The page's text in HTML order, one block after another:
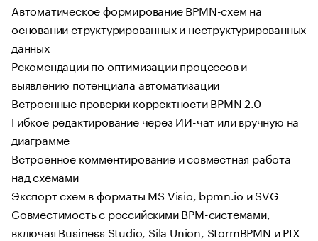
Автоматическое формирование BPMN-схем на
основании структурированных и неструктурированных
данных
Рекомендации по оптимизации процессов и
выявлению потенциала автоматизации
Встроенные проверки корректности BPMN 2.0
Гибкое редактирование через ИИ-чат или вручную на
диаграмме
Встроенное комментирование и совместная работа
над схемами
Экспорт схем в форматы MS Visio, bpmn.io и SVG
Совместимость с российскими BPM-системами,
включая Business Studio, Sila Union, StormBPMN и PIX